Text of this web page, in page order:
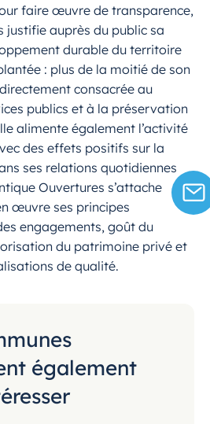
faire œuvre de transparence,
justifie auprès du public sa
durable du territoire
: plus de la moitié de son
consacrée au
publics et à la préservation
alimente également l’activité
des effets positifs sur la
ses relations quotidiennes
Ouvertures s’attache
œuvre ses principes
engagements, goût du
du patrimoine privé et
de qualité.
également